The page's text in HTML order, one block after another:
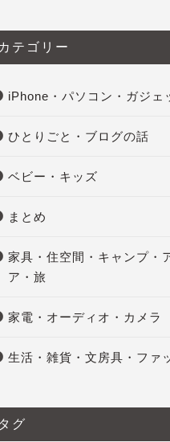
カテゴリー
iPhone・パソコン・ガジェ
ひとりごと・ブログの話
ベビー・キッズ
まとめ
家具・住空間・キャンプ・
ア・旅
家電・オーディオ・カメラ
生活・雑貨・文房具・ファ
タグ